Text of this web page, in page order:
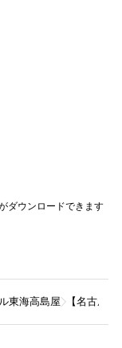
ダウンロードできます
東海高島屋 【名古屋